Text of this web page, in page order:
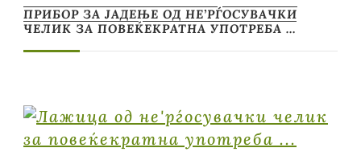
ПРИБОР ЗА ЈАДЕЊЕ ОД НЕ’РЃОСУВАЧКИ
ЧЕЛИК ЗА ПОВЕЌЕКРАТНА УПОТРЕБА …